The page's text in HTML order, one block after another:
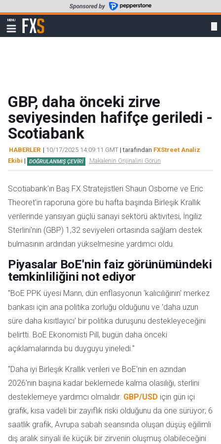
to
main
content
MENU
Show
navigation
FXStreet
GBP, daha önceki zirve
seviyesinden hafifçe geriledi -
Scotiabank
HABERLER | 10/17/2025 14:09:11 GMT | tarafından FXStreet Analiz
Ekibi | DOĞRULANMIŞ ÇEVIRI Makalenin Orijinalini Görün
Scotiabank'ın Baş FX Stratejistleri Shaun Osborne ve Eric
Theoret'in raporuna göre bu hafta başında Birleşik Krallık
verilerinde yansıyan güçlü sanayi sektörü aktivitesi, İngiliz
Sterlini'nin (GBP) 1,32 seviyeleri ortasında sağlam destek
bulmasının ardından yükselmesine yardımcı oldu.
Piyasalar BoE'nin faiz görünümündeki
temkinliliğini not ediyor
"BoE PPK üyesi Mann, dün enflasyonun 'kalıcılığının' merkez
bankası için ana politika zorluğu olduğunu ve 'daha uzun
süre daha kısıtlayıcı' bir politika duruşunu destekleyeceğini
belirtti. BoE Ekonomisti Pill, bugün daha önceki
açıklamalarında bu duyguyu yineledi."
"Daha iyi Birleşik Krallık verileri ve BoE'nin en azından
2026'nın başına kadar beklemede kalma olasılığı, sterlini
desteklemeye yardımcı olmalıdır. GBP/USD için gün içi
grafik, kısa vadeli bir zayıflık riski olduğunu da öne sürüyor; 6
saatlik grafik, Avrupa sabah seansında oluşan düşüş eğilimli
dış aralık sinyali ile küçük bir zirvenin oluşmuş olabileceğini